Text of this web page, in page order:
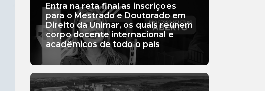
Entra na reta final as inscrições
para o Mestrado e Doutorado em
Direito da Unimar, os quais reúnem
corpo docente internacional e
acadêmicos de todo o país